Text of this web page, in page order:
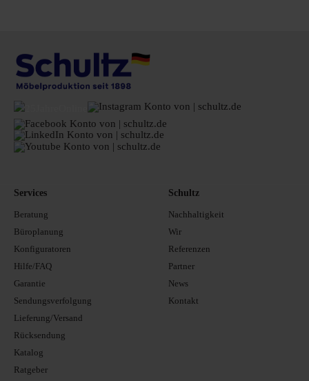
Services
Beratung
Büroplanung
Konfiguratoren
Hilfe/FAQ
Garantie
Sendungsverfolgung
Lieferung/Versand
Rücksendung
Katalog
Ratgeber
Schultz
Nachhaltigkeit
Wir
Referenzen
Partner
News
Kontakt